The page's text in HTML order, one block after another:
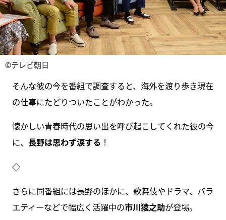
©テレビ朝日
そんな彼の今を番組で調査すると、海外を渡り歩き現在
の仕事にたどりついたことがわかった。
懐かしい青春時代の思い出を呼び起こしてくれた彼の今
に、 長野は思わず涙する ！
◇
さらに同番組には長野のほかに、歌舞伎やドラマ、バラ
エティーなどで幅広く活躍中の市川猿之助が登場。